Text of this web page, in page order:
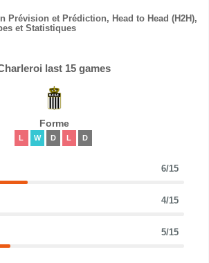
Prévision et Prédiction, Head to Head (H2H),
et Statistiques
last 15 games
Forme
L W D L D
6/15
4/15
5/15